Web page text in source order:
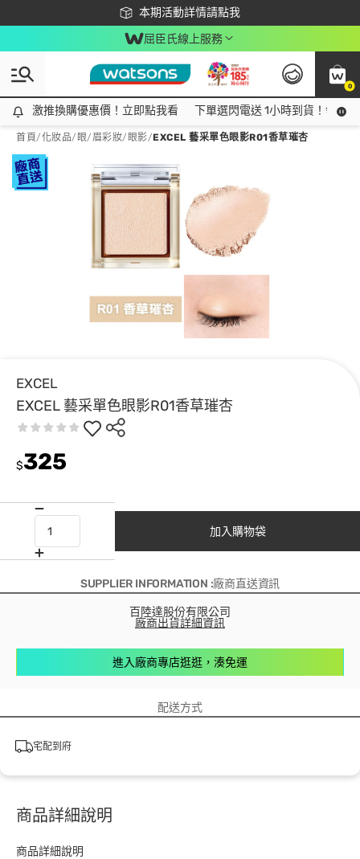
本期活動詳情請點我
下載app最高回饋$350
屈臣氏線上服務
0
激推換購優惠價！立即點我看
激推換購優惠價！立即點我看 下單選閃電送 1小時到貨！領神
首頁/化妝品/ 眼/眉彩妝/ 眼影/EXCEL 藝采單色眼影R01香草璀杏
EXCEL
EXCEL 藝采單色眼影R01香草璀杏
$325
加入購物袋
SUPPLIER INFORMATION :廠商直送資訊
百陸達股份有限公司
廠商出貨詳細資訊
進入廠商專店逛逛，湊免運
配送方式
宅配到府
商品詳細說明
商品詳細說明